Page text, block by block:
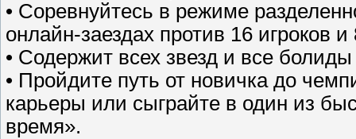
• Соревнуйтесь в режиме
онлайн-заездах против 16 игроков
• Содержит всех звезд и все
• Пройдите путь от новичка до
карьеры или сыграйте в один из
время».